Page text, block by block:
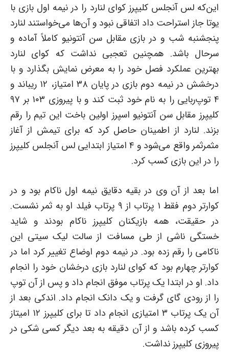
این‌که لس آنجلس کلیپرز کوای لنارد را در نیمه اول بازی با
یوتا جاز استراحت داد اتفاقی نبود و آن‌ها می‌خواستند لنارد
پنجشنبه شب و در بازی مقابل سن آنتونیو کاملاً آماده و
سرحال باشد. همچنین تعجبی نداشت که کوای لنارد
بهترین عملکرد فصل خود را به معرض نمایش بگذارد و با
درخشش در نیمه دوم بازی در پایان ۳۸ امتیاز، ۱۲ ریباند و
۴ توپ‌ربایی را به نام خود ثبت کند و با پیروزی ۱۰۳ بر ۹۷
کلیپرز مقابل سن آنتونیو اسپرز اولین باخت این تیم را رقم
بزند. لنارد از اطمینان حاصل کرد که برای تیمش از آغاز
مثمرثمر واقع می‌شود و ۴ امتیاز ابتدایی لس آنجلس کلیپرز
را در این بازی کسب کرد.
اما بعد از آن وی در بقیه دقایق نیمه اول ناکام بود و در
کوارتر دوم فقط ۱ پرتاب از ۹ پرتاب فیلد او به ثمر نشست.
در حقیقت، همه بازیکنان کلیپرز ناکام بودند و شاید
خستگی ناشی از طی مسافت از سالت لیک سیتی این
ناکامی را رقم زده بود. در نیمه دوم اوضاع تغییر کرد اما در
کوارتر چهارم بود که کوای لنارد بازی درخشان خود را انجام
داد. او در ابتدا یک پرتاب موفق انجام داد و پس از آن توپ
را از رودی گای گرفت و یک دانک انجام داد. اندکی بعد از
آن یک پرتاب ۳ امتیازی انجام داد تا برای کلیپرز ۱۲ امیتاز
کسب کرده باشد و از آن دقیقه به بعد دیگر کسی شکی در
پیروزی کلیپرز نداشت.